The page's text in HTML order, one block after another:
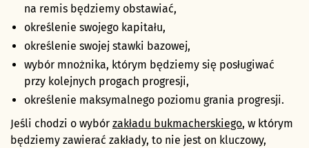
na remis będziemy obstawiać,
określenie swojego kapitału,
określenie swojej stawki bazowej,
wybór mnożnika, którym będziemy się posługiwać
przy kolejnych progach progresji,
określenie maksymalnego poziomu grania progresji.
Jeśli chodzi o wybór zakładu bukmacherskiego, w którym
będziemy zawierać zakłady, to nie jest on kluczowy,